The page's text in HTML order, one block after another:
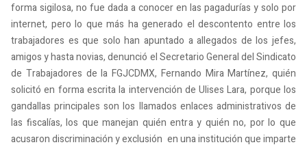
forma sigilosa, no fue dada a conocer en las pagadurías y solo por
internet, pero lo que más ha generado el descontento entre los
trabajadores es que solo han apuntado a allegados de los jefes,
amigos y hasta novias, denunció el Secretario General del Sindicato
de Trabajadores de la FGJCDMX, Fernando Mira Martínez, quién
solicitó en forma escrita la intervención de Ulises Lara, porque los
gandallas principales son los llamados enlaces administrativos de
las fiscalías, los que manejan quién entra y quién no, por lo que
acusaron discriminación y exclusión en una institución que imparte